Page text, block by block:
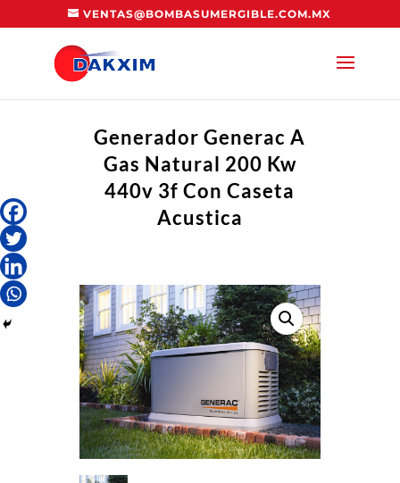
VENTAS@BOMBASUMERGIBLE.COM.MX
Generador Generac A
Gas Natural 200 Kw
440v 3f Con Caseta
Acustica